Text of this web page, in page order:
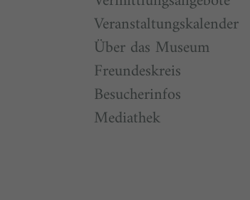
Veranstaltungskalender
Über das Museum
Freundeskreis
Besucherinfos
Mediathek